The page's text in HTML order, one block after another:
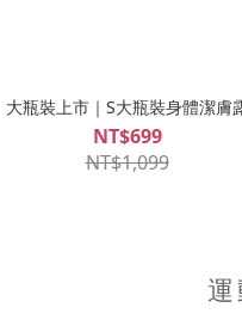
大瓶裝上市｜S大瓶裝身體潔膚
NT$699
NT$1,099